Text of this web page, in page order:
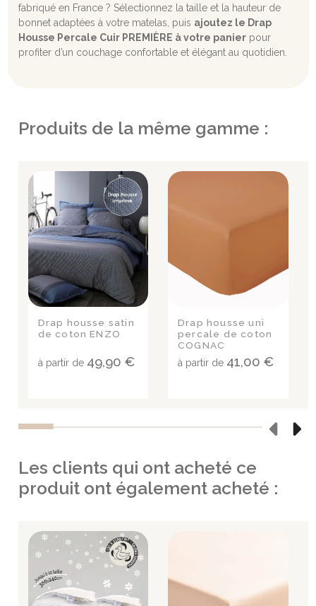
fabriqué en France ? Sélectionnez la taille et la hauteur de
bonnet adaptées à votre matelas, puis ajoutez le Drap
Housse Percale Cuir PREMIÈRE à votre panierpour
profiter d’un couchage confortable et élégant au quotidien.
Produits de la même gamme :
Drap housse satin
de coton ENZO
à partir de 49,90 €
Drap housse uni
percale de coton
COGNAC
à partir de 41,00 €
Les clients qui ont acheté ce
produit ont également acheté :